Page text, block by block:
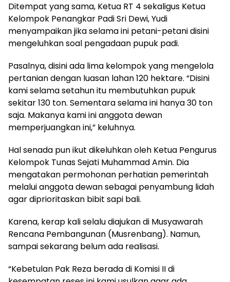
Ditempat yang sama, Ketua RT 4 sekaligus Ketua
Kelompok Penangkar Padi Sri Dewi, Yudi
menyampaikan jika selama ini petani-petani disini
mengeluhkan soal pengadaan pupuk padi.
Pasalnya, disini ada lima kelompok yang mengelola
pertanian dengan luasan lahan 120 hektare. “Disini
kami selama setahun itu membutuhkan pupuk
sekitar 130 ton. Sementara selama ini hanya 30 ton
saja. Makanya kami ini anggota dewan
memperjuangkan ini,” keluhnya.
Hal senada pun ikut dikeluhkan oleh Ketua Pengurus
Kelompok Tunas Sejati Muhammad Amin. Dia
mengatakan permohonan perhatian pemerintah
melalui anggota dewan sebagai penyambung lidah
agar diprioritaskan bibit sapi bali.
Karena, kerap kali selalu diajukan di Musyawarah
Rencana Pembangunan (Musrenbang). Namun,
sampai sekarang belum ada realisasi.
“Kebetulan Pak Reza berada di Komisi II di